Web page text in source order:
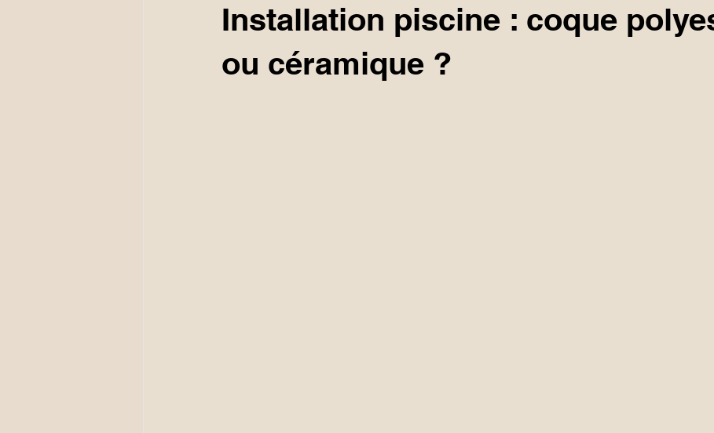
Installation piscine : coque
ou céramique ?